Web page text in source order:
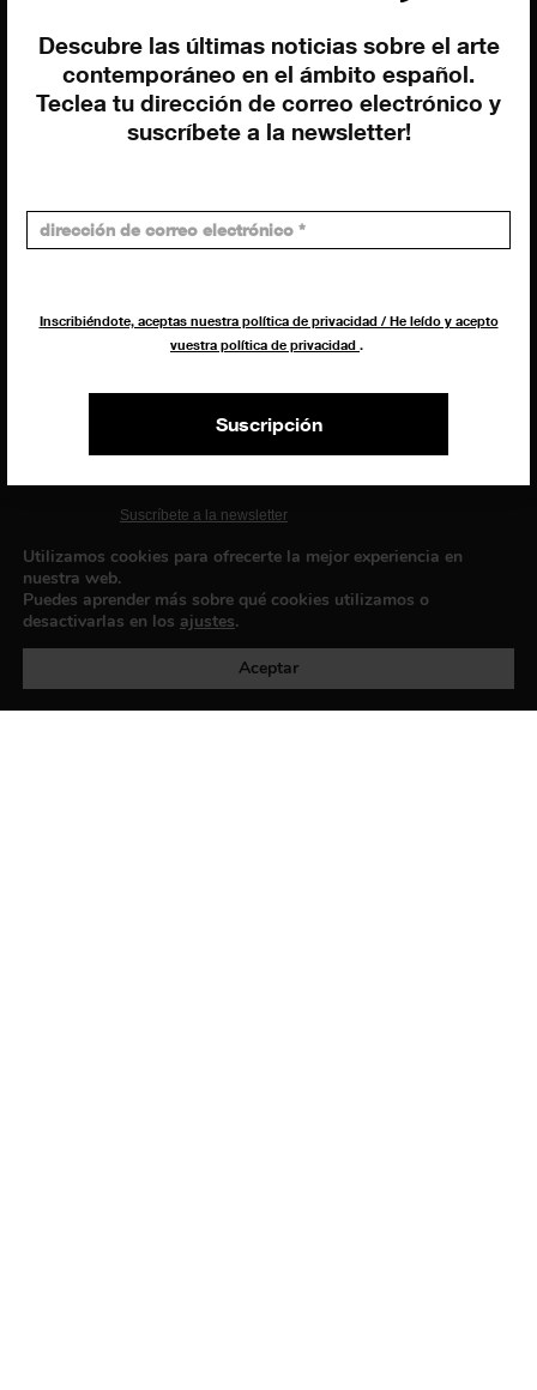
Descubre las últimas noticias sobre el arte
contemporáneo en el ámbito español.
Teclea tu dirección de correo electrónico y
suscríbete a la newsletter!
Inscribiéndote, aceptas nuestra política de privacidad / He leído y acepto
vuestra política de privacidad .
Suscripción
Marketing
Francesca Grismondi
Programación y diseño web
EXIBART SPAIN, S.L.U.
AVINGUDA ROMA, 12
Suscríbete a la newsletter
Política de privacidad
Utilizamos cookies para ofrecerte la mejor experiencia en
nuestra web.
Puedes aprender más sobre qué cookies utilizamos o
desactivarlas en los ajustes.
Aceptar